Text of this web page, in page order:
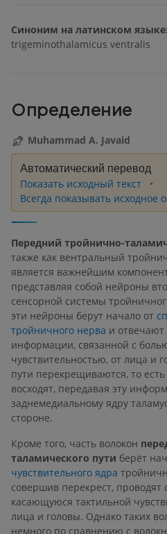
Синоним на латинском языке:
trigeminothalamicus ventralis
Определение
Muhammad A. Javaid
Автоматический перевод
Показать исходный текст
Всегда показывать исходное
Передний тройнично-
также как вентральный
является важнейшим
представляя собой нейроны
сенсорной системы
эти нейроны берут начало от
тройничного нерва и отвечают
информации, связанной с
чувствительностью, от лица и
пути перекрещиваются, то
восходят, передавая эту
заднемедиальному ядру
стороне.
Кроме того, часть волокон
таламического пути берёт
чувствительного ядра
совершив перекрест,
касающуюся тактильной
лица и головы. Однако таких
немного по сравнению с